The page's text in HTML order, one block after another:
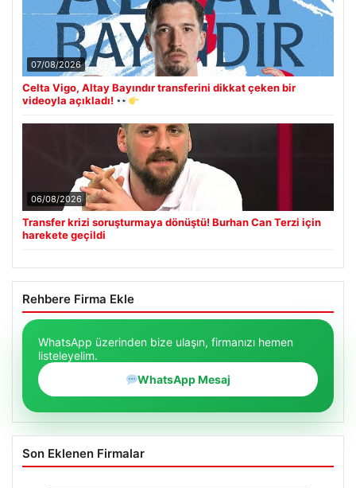
07/08/2026
Celta Vigo, Altay Bayındır transferini dikkat çeken bir
videoyla açıkladı!
06/08/2026
Transfer krizi soruşturmaya dönüştü! Burhan Can Terzi için
harekete geçildi
Rehbere Firma Ekle
WhatsApp üzerinden bize ulaşın, firmanızı hemen
listeleyelim.
WhatsApp Mesaj
Son Eklenen Firmalar